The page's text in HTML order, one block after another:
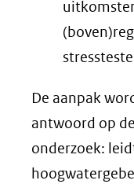
De aanpak
antwoord op
onderzoek: